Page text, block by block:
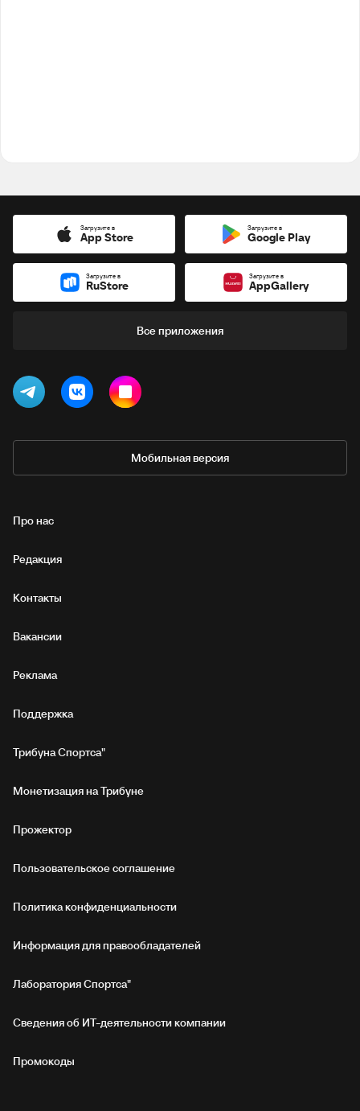
Загрузите в
App Store
Загрузите в
Google Play
Загрузите в
RuStore
Загрузите в
AppGallery
Все приложения
Мобильная версия
Про нас
Редакция
Контакты
Вакансии
Реклама
Поддержка
Трибуна Спортса"
Монетизация на Трибуне
Прожектор
Пользовательское соглашение
Политика конфиденциальности
Информация для правообладателей
Лаборатория Спортса"
Сведения об ИТ‑деятельности компании
Промокоды